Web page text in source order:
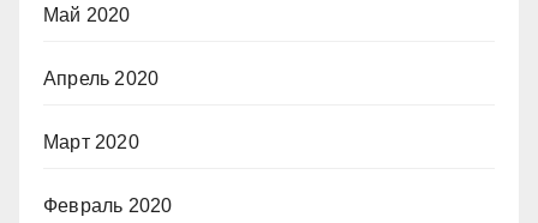
Май 2020
Апрель 2020
Март 2020
Февраль 2020